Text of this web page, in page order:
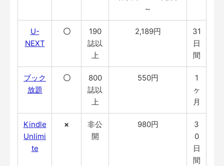
～
U-
NEXT
〇
190
誌以
上
2,189円
31
日
間
ブック
放題
〇
800
誌以
上
550円
1
ヶ
月
Kindle
Unlimi
te
×
非公
開
980円
3
0
日
間